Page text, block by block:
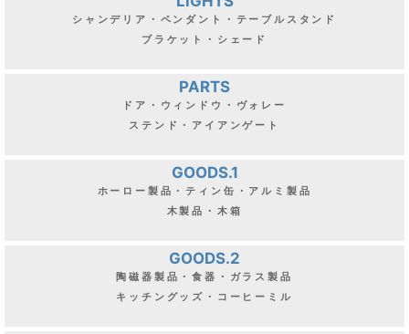
シャンデリア・ペンダント・テーブルスタンド
ブラケット・シェード
PARTS
ドア・ウィンドウ・ヴォレー
ステンド・アイアンゲート
GOODS.1
ホーロー製品・ティン缶・アルミ製品
木製品・木箱
GOODS.2
陶磁器製品・食器・ガラス製品
キッチングッズ・コーヒーミル